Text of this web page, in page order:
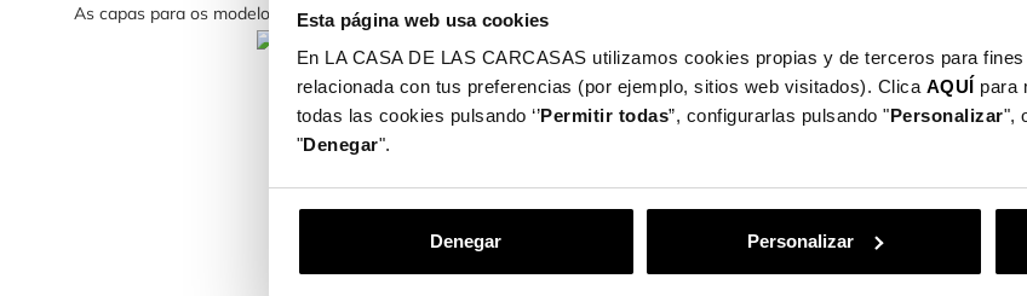
Esta página web usa cookies
En LA CASA DE LAS CARCASAS utilizamos cookies propias y de terceros para
relacionada con tus preferencias (por ejemplo, sitios web visitados). Clica AQUÍ para
todas las cookies pulsando ‘’Permitir todas”, configurarlas pulsando "Personalizar",
"Denegar".
Denegar Personalizar
As capas para os modelos Xiaomi mais aguardados chegaram à La Casa de las Carcasas.
Temos diferentes tipos
Das mais básicas como
muitas mais.
A maioria das
à tua escolha, as tuas
possibilidades são
Além disso, graças ao